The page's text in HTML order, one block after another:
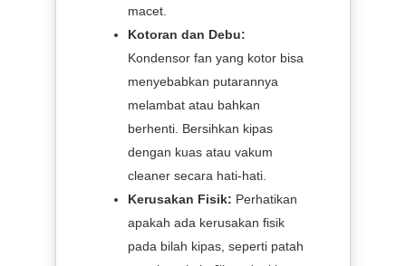
macet.
Kotoran dan Debu:
Kondensor fan yang kotor bisa
menyebabkan putarannya
melambat atau bahkan
berhenti. Bersihkan kipas
dengan kuas atau vakum
cleaner secara hati-hati.
Kerusakan Fisik: Perhatikan
apakah ada kerusakan fisik
pada bilah kipas, seperti patah